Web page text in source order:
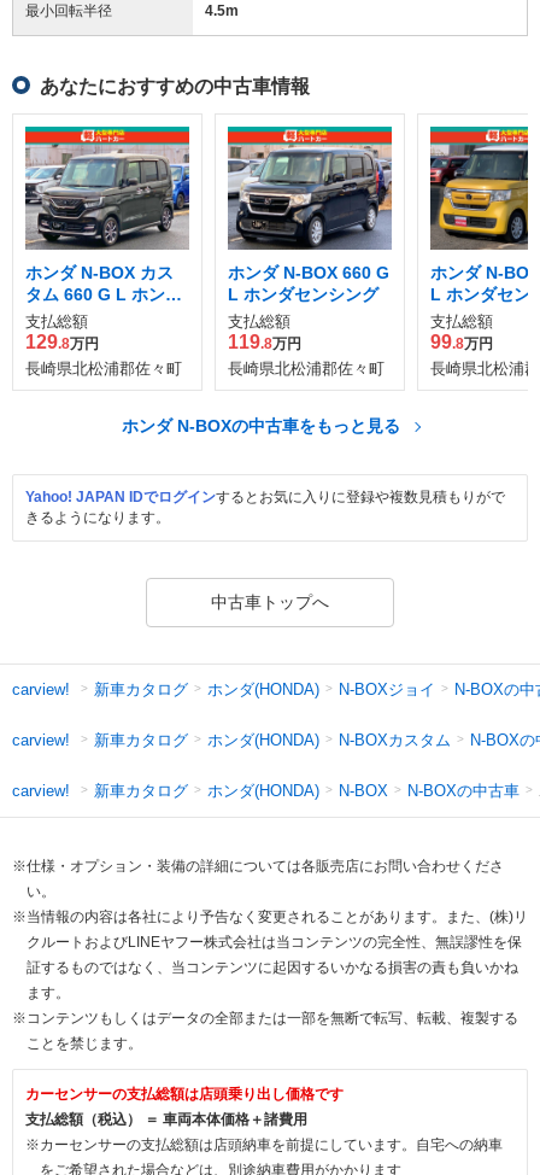
最小回転半径 4.5m
あなたにおすすめの中古車情報
ホンダ N-BOX カス
タム 660 G L ホンダ
センシング
支払総額
129.8万円
長崎県北松浦郡佐々町
ホンダ N-BOX 660 G
L ホンダセンシング
支払総額
119.8万円
長崎県北松浦郡佐々町
ホンダ N-
L ホンダセン
支払総額
99.8万円
長崎県北松浦
ホンダ N-BOXの中古車をもっと見る
Yahoo! JAPAN IDでログインするとお気に入りに登録や複数見積もりがで
きるようになります。
中古車トップへ
carview! 新車カタログ ホンダ(HONDA) N-BOXジョイ N-BOXの中
carview! 新車カタログ ホンダ(HONDA) N-BOXカスタム N-BOXの
carview! 新車カタログ ホンダ(HONDA) N-BOX N-BOXの中古車
※仕様・オプション・装備の詳細については各販売店にお問い合わせくださ
い。
※当情報の内容は各社により予告なく変更されることがあります。また、(株)リ
クルートおよびLINEヤフー株式会社は当コンテンツの完全性、無誤謬性を保
証するものではなく、当コンテンツに起因するいかなる損害の責も負いかね
ます。
※コンテンツもしくはデータの全部または一部を無断で転写、転載、複製する
ことを禁じます。
カーセンサーの支払総額は店頭乗り出し価格です
支払総額（税込） ＝ 車両本体価格＋諸費用
※カーセンサーの支払総額は店頭納車を前提にしています。自宅への納車
をご希望された場合などは、別途納車費用がかかります